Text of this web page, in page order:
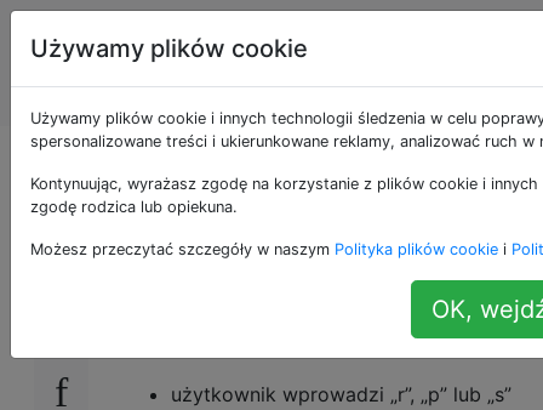
Programowanie
puzzli i Code
Golf
Rock Paper Scissors
użytkownik wprowadzi „r”, „p” lub „s”
Używamy plików cookie
Używamy plików cookie i innych technologii śledzenia w celu
spersonalizowane treści i ukierunkowane reklamy, analizować ruch
Kontynuując, wyrażasz zgodę na korzystanie z plików cookie i
zgodę rodzica lub opiekuna.
Możesz przeczytać szczegóły w naszym Polityka plików cookie i
OK,